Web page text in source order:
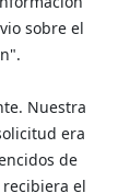
sobre el
Nuestra
era
de
el